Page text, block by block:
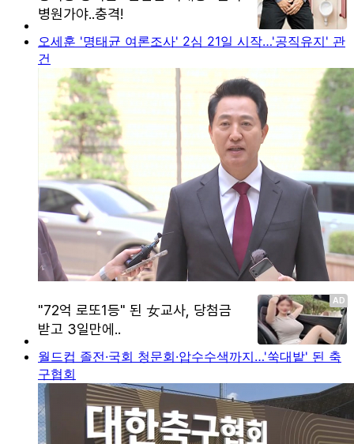
오세훈 '명태균 여론조사' 2심 21일 시작…'공직유지' 관
건
월드컵 졸전·국회 청문회·압수수색까지…'쑥대밭' 된 축
구협회